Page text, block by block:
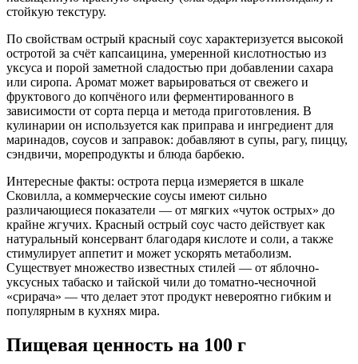
стойкую текстуру.
По свойствам острый красный соус характеризуется высокой
остротой за счёт капсаицина, умеренной кислотностью из
уксуса и порой заметной сладостью при добавлении сахара
или сиропа. Аромат может варьироваться от свежего и
фруктового до копчёного или ферментированного в
зависимости от сорта перца и метода приготовления. В
кулинарии он используется как приправа и ингредиент для
маринадов, соусов и заправок: добавляют в супы, рагу, пиццу,
сэндвичи, морепродукты и блюда барбекю.
Интересные факты: острота перца измеряется в шкале
Сковилла, а коммерческие соусы имеют сильно
различающиеся показатели — от мягких «чуток острых» до
крайне жгучих. Красный острый соус часто действует как
натуральный консервант благодаря кислоте и соли, а также
стимулирует аппетит и может ускорять метаболизм.
Существует множество известных стилей — от яблочно-
уксусных табаско и тайской чили до томатно-чесночной
«срирача» — что делает этот продукт невероятно гибким и
популярным в кухнях мира.
Пищевая ценность на 100 г